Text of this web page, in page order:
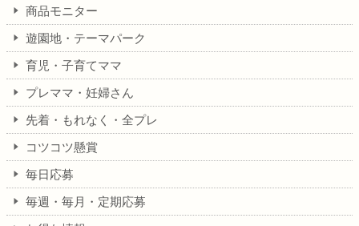
商品モニター
遊園地・テーマパーク
育児・子育てママ
プレママ・妊婦さん
先着・もれなく・全プレ
コツコツ懸賞
毎日応募
毎週・毎月・定期応募